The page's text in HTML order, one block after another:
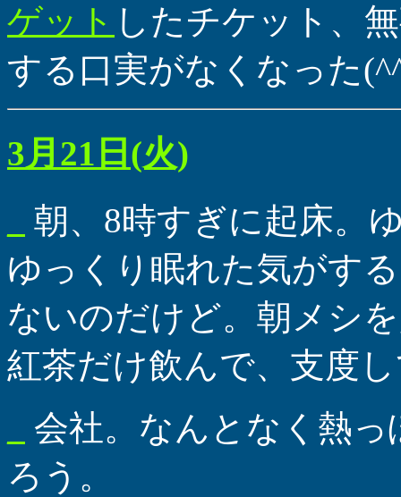
ゲット したチケット、
する口実がなくなった
3月21日(火)
朝、8時すぎに起床。
ゆっくり眠れた気がす
ないのだけど。朝メシ
紅茶だけ飲んで、支度
会社。なんとなく熱
ろう。